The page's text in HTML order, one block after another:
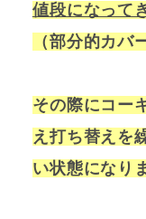
値段になって
（部分的カバ
その際にコー
え打ち替えを
い状態になり